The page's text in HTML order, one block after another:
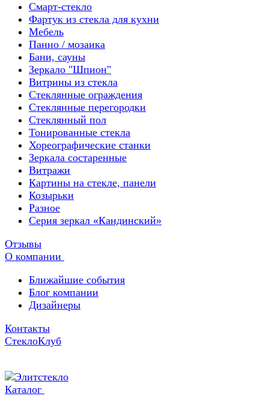
Смарт-стекло
Фартук из стекла для кухни
Мебель
Панно / мозаика
Бани, сауны
Зеркало "Шпион"
Витрины из стекла
Стеклянные ограждения
Стеклянные перегородки
Стеклянный пол
Тонированные стекла
Хореографические станки
Зеркала состаренные
Витражи
Картины на стекле, панели
Козырьки
Разное
Серия зеркал «Кандинский»
Отзывы
О компании
Ближайшие события
Блог компании
Дизайнеры
Контакты
СтеклоКлуб
Каталог